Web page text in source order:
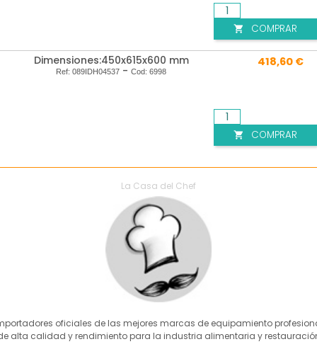
La Casa del Chef
oficiales de las mejores marcas de equipamiento
alta calidad y rendimiento para la industria alimentaria y
 COMPRAR
Dimensiones:450x615x600 mm
Ref: 089IDH04537 - Cod: 6998
418,60 €
 COMPRAR